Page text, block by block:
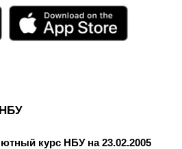
курс НБУ на 23.02.2005